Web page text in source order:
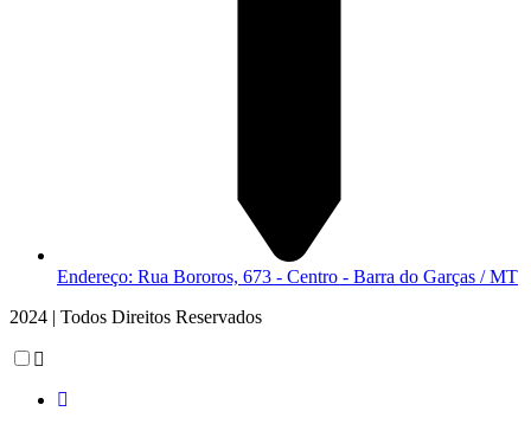
Endereço: Rua Bororos, 673 - Centro - Barra do Garças / MT
2024 | Todos Direitos Reservados